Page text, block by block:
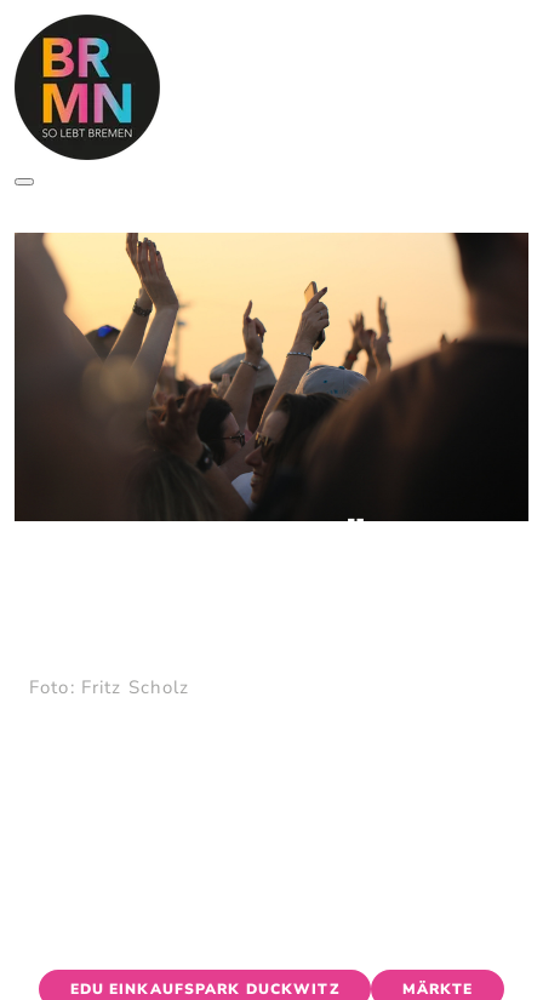
Foto: Fritz Scholz
EDU EINKAUFSPARK DUCKWITZ MÄRKTE